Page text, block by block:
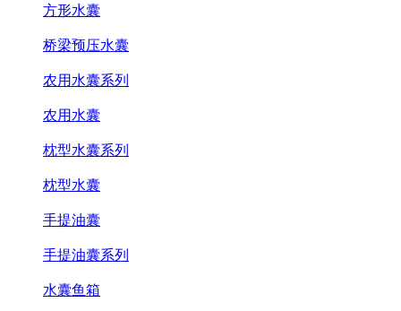
方形水囊
桥梁预压水囊
农用水囊系列
农用水囊
枕型水囊系列
枕型水囊
手提油囊
手提油囊系列
水囊鱼箱